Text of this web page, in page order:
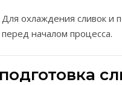
Для охлаждения сливок и
перед началом процесса.